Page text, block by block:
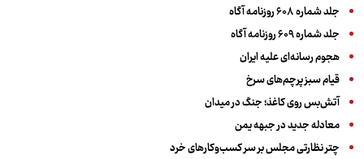
جلد شماره ۶۰۸ روزنامه آگاه
جلد شماره ۶۰۹ روزنامه آگاه
هجوم رسانه‌ای علیه ایران
قیام سبز پرچم‌های سرخ
آتش‌بس روی کاغذ؛ جنگ در میدان
معادله جدید در جبهه یمن
چتر نظارتی مجلس بر سر کسب‌وکارهای خرد